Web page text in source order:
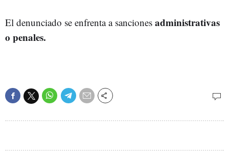
El denunciado se enfrenta a sanciones administrativas
o penales.